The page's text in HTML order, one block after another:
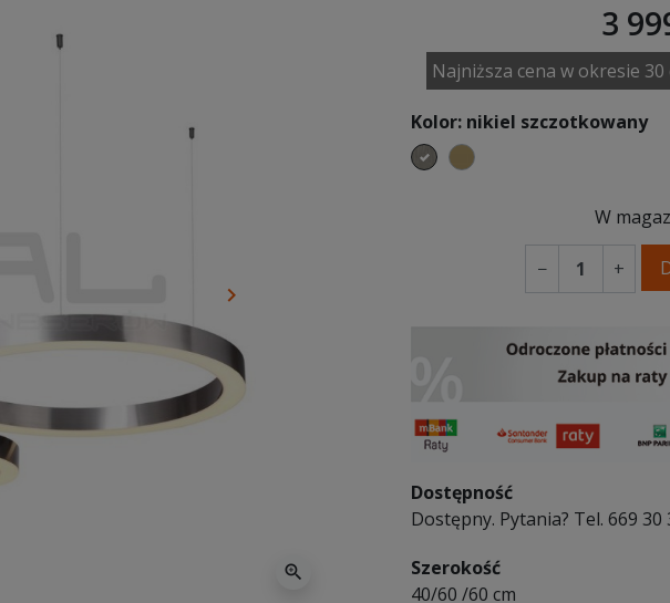
Następny
keyboard_arrow_right
zoom_in
3
Najniższa cena w okresie
Kolor: nikiel szczotkowany
nikiel szczotkowany
mosiądz szczotkowany
W
− +
Dostępność
Dostępny. Pytania? Tel. 669 30
Szerokość
40/60 /60 cm